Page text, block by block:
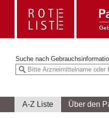
Suche nach
A-Z Liste Über den